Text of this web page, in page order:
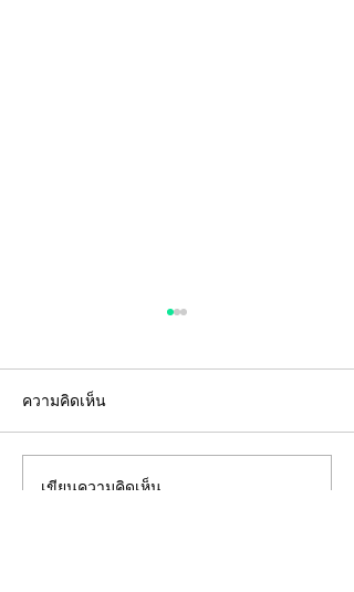
"คีย์การ์ด" ไม่ใช่แค่แผ่น
ความคิดเห็น
เขียนความคิดเห็น…